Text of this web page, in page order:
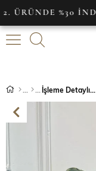
%30 İNDİRİM
İşleme Detaylı Saten Abiye Çağla